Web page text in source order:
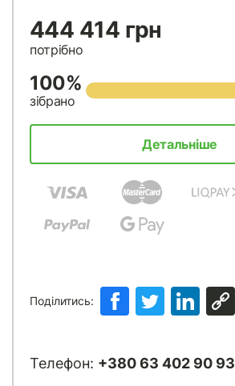
444 414 грн
потрібно
100%
зібрано
Детальніше
Поділитись:
Телефон: +380 63 402 90 93